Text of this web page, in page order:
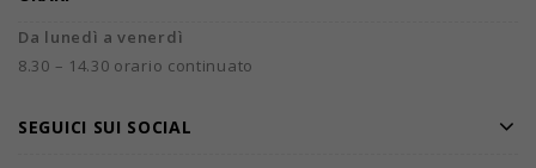
Da lunedì a venerdì
8.30 – 14.30 orario continuato
SEGUICI SUI SOCIAL